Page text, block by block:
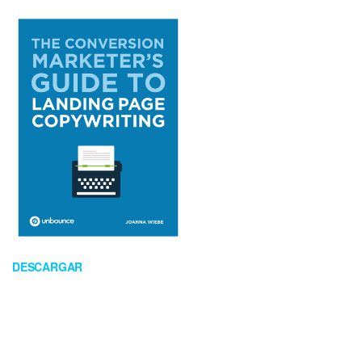
DESCARGAR